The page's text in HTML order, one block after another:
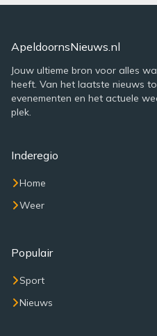
ApeldoornsNieuws.nl
Jouw ultieme bron voor alles
heeft. Van het laatste nieuws
evenementen en het actuele
plek.
Inderegio
Home
Weer
Populair
Sport
Nieuws